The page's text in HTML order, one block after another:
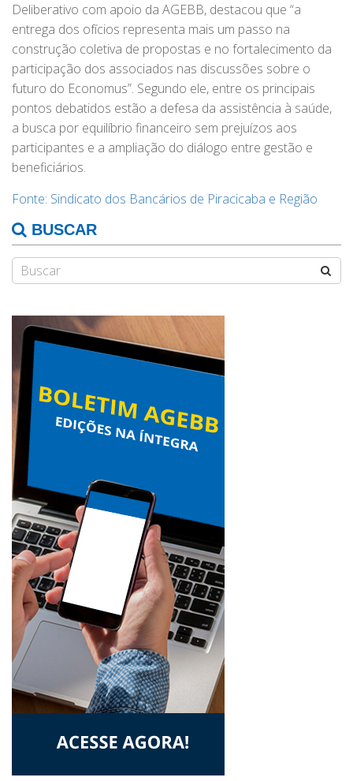
Deliberativo com apoio da AGEBB, destacou que “a
entrega dos ofícios representa mais um passo na
construção coletiva de propostas e no fortalecimento da
participação dos associados nas discussões sobre o
futuro do Economus”. Segundo ele, entre os principais
pontos debatidos estão a defesa da assistência à saúde,
a busca por equilíbrio financeiro sem prejuízos aos
participantes e a ampliação do diálogo entre gestão e
beneficiários.
Fonte: Sindicato dos Bancários de Piracicaba e Região
BUSCAR